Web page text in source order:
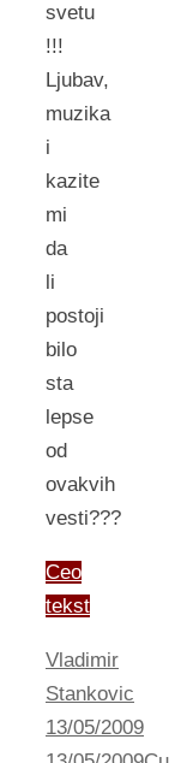
svetu
!!!
Ljubav,
muzika
i
kazite
mi
da
li
postoji
bilo
sta
lepse
od
ovakvih
vesti???
Ceo
tekst
Vladimir
Stankovic
13/05/2009